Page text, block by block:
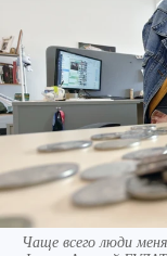
Чаще всего люди